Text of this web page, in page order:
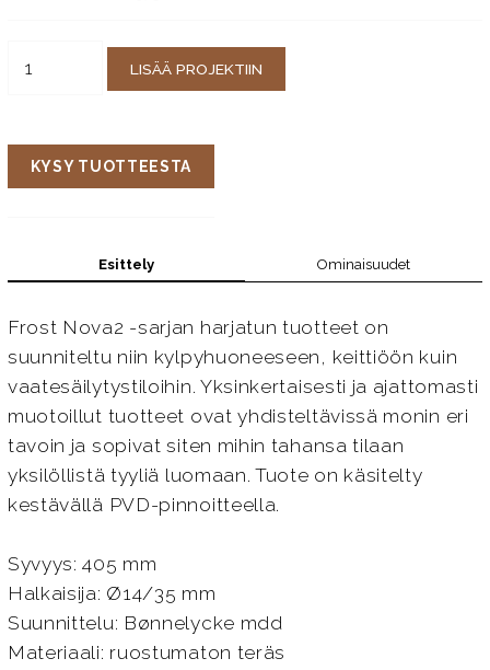
LISÄÄ PROJEKTIIN
KYSY TUOTTEESTA
Esittely Ominaisuudet
Frost Nova2 -sarjan harjatun tuotteet on
suunniteltu niin kylpyhuoneeseen, keittiöön kuin
vaatesäilytystiloihin. Yksinkertaisesti ja ajattomasti
muotoillut tuotteet ovat yhdisteltävissä monin eri
tavoin ja sopivat siten mihin tahansa tilaan
yksilöllistä tyyliä luomaan. Tuote on käsitelty
kestävällä PVD-pinnoitteella.
Syvyys: 405 mm
Halkaisija: Ø14/35 mm
Suunnittelu: Bønnelycke mdd
Materiaali: ruostumaton teräs